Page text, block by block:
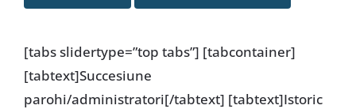
[tabs slidertype=”top tabs”] [tabcontainer]
[tabtext]Succesiune
parohi/administratori[/tabtext] [tabtext]Istoric